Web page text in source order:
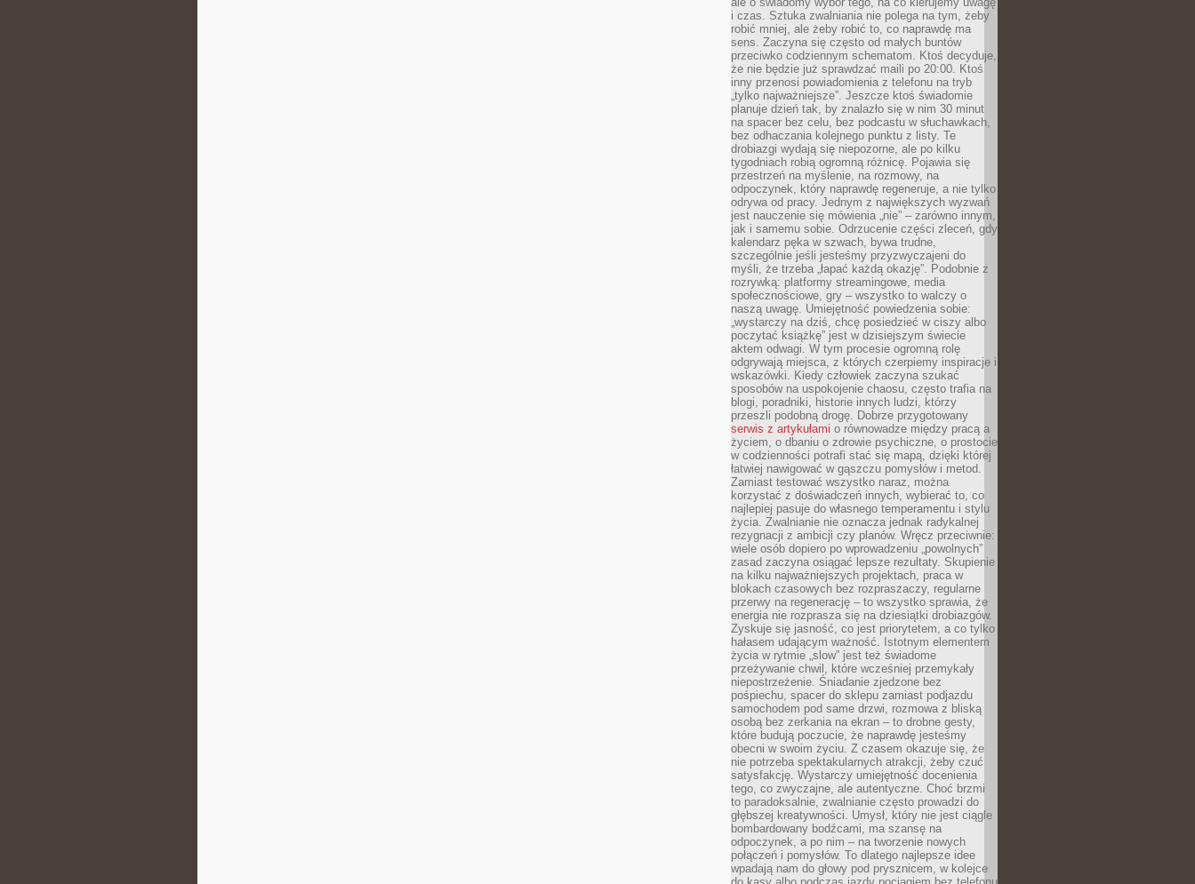
i czas. Sztuka zwalniania nie polega na tym, żeby
robić mniej, ale żeby robić to, co naprawdę ma
sens. Zaczyna się często od małych buntów
przeciwko codziennym schematom. Ktoś decyduje,
że nie będzie już sprawdzać maili po 20:00. Ktoś
inny przenosi powiadomienia z telefonu na tryb
„tylko najważniejsze”. Jeszcze ktoś świadomie
planuje dzień tak, by znalazło się w nim 30 minut
na spacer bez celu, bez podcastu w słuchawkach,
bez odhaczania kolejnego punktu z listy. Te
drobiazgi wydają się niepozorne, ale po kilku
tygodniach robią ogromną różnicę. Pojawia się
przestrzeń na myślenie, na rozmowy, na
odpoczynek, który naprawdę regeneruje, a nie tylko
odrywa od pracy. Jednym z największych wyzwań
jest nauczenie się mówienia „nie” – zarówno innym,
jak i samemu sobie. Odrzucenie części zleceń, gdy
kalendarz pęka w szwach, bywa trudne,
szczególnie jeśli jesteśmy przyzwyczajeni do
myśli, że trzeba „łapać każdą okazję”. Podobnie z
rozrywką: platformy streamingowe, media
społecznościowe, gry – wszystko to walczy o
naszą uwagę. Umiejętność powiedzenia sobie:
„wystarczy na dziś, chcę posiedzieć w ciszy albo
poczytać książkę” jest w dzisiejszym świecie
aktem odwagi. W tym procesie ogromną rolę
odgrywają miejsca, z których czerpiemy inspiracje i
wskazówki. Kiedy człowiek zaczyna szukać
sposobów na uspokojenie chaosu, często trafia na
blogi, poradniki, historie innych ludzi, którzy
przeszli podobną drogę. Dobrze przygotowany
serwis z artykułami o równowadze między pracą a
życiem, o dbaniu o zdrowie psychiczne, o prostocie
w codzienności potrafi stać się mapą, dzięki której
łatwiej nawigować w gąszczu pomysłów i metod.
Zamiast testować wszystko naraz, można
korzystać z doświadczeń innych, wybierać to, co
najlepiej pasuje do własnego temperamentu i stylu
życia. Zwalnianie nie oznacza jednak radykalnej
rezygnacji z ambicji czy planów. Wręcz przeciwnie:
wiele osób dopiero po wprowadzeniu „powolnych”
zasad zaczyna osiągać lepsze rezultaty. Skupienie
na kilku najważniejszych projektach, praca w
blokach czasowych bez rozpraszaczy, regularne
przerwy na regenerację – to wszystko sprawia, że
energia nie rozprasza się na dziesiątki drobiazgów.
Zyskuje się jasność, co jest priorytetem, a co tylko
hałasem udającym ważność. Istotnym elementem
życia w rytmie „slow” jest też świadome
przeżywanie chwil, które wcześniej przemykały
niepostrzeżenie. Śniadanie zjedzone bez
pośpiechu, spacer do sklepu zamiast podjazdu
samochodem pod same drzwi, rozmowa z bliską
osobą bez zerkania na ekran – to drobne gesty,
które budują poczucie, że naprawdę jesteśmy
obecni w swoim życiu. Z czasem okazuje się, że
nie potrzeba spektakularnych atrakcji, żeby czuć
satysfakcję. Wystarczy umiejętność docenienia
tego, co zwyczajne, ale autentyczne. Choć brzmi
to paradoksalnie, zwalnianie często prowadzi do
głębszej kreatywności. Umysł, który nie jest ciągle
bombardowany bodźcami, ma szansę na
odpoczynek, a po nim – na tworzenie nowych
połączeń i pomysłów. To dlatego najlepsze idee
wpadają nam do głowy pod prysznicem, w kolejce